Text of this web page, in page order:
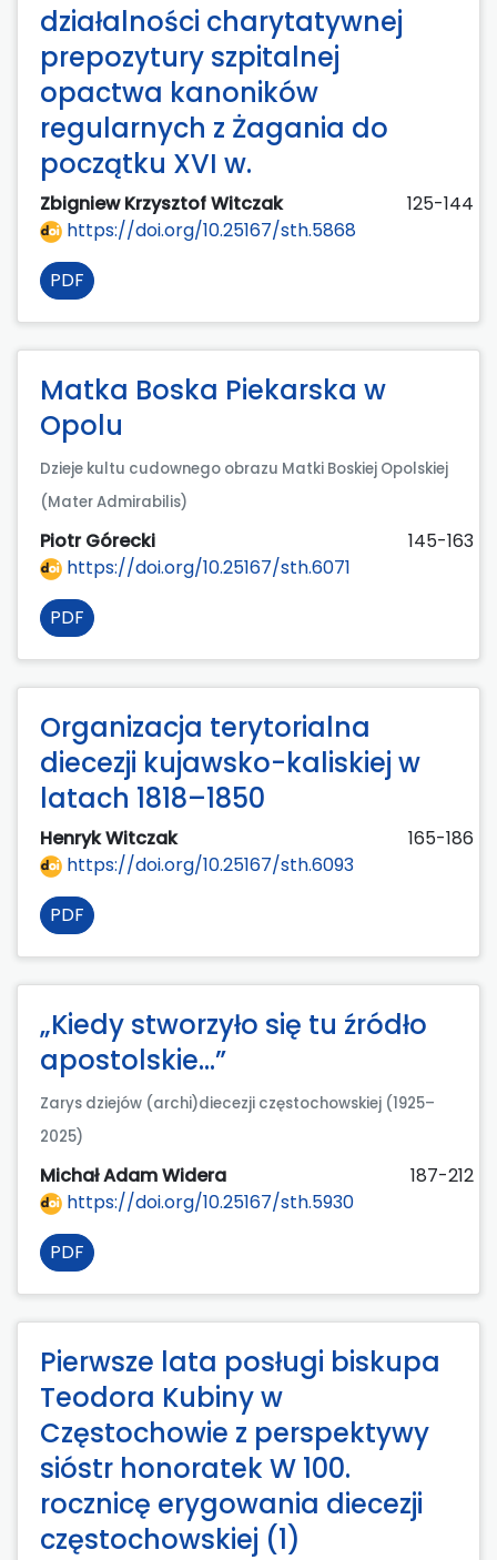
działalności charytatywnej
prepozytury szpitalnej
opactwa kanoników
regularnych z Żagania do
początku XVI w.
Zbigniew Krzysztof Witczak
125-144
https://doi.org/10.25167/sth.5868
PDF
Matka Boska Piekarska w
Opolu
Dzieje kultu cudownego obrazu Matki Boskiej Opolskiej
(Mater Admirabilis)
Piotr Górecki
145-163
https://doi.org/10.25167/sth.6071
PDF
Organizacja terytorialna
diecezji kujawsko-kaliskiej w
latach 1818–1850
Henryk Witczak
165-186
https://doi.org/10.25167/sth.6093
PDF
„Kiedy stworzyło się tu źródło
apostolskie…”
Zarys dziejów (archi)diecezji częstochowskiej (1925–
2025)
Michał Adam Widera
187-212
https://doi.org/10.25167/sth.5930
PDF
Pierwsze lata posługi biskupa
Teodora Kubiny w
Częstochowie z perspektywy
sióstr honoratek W 100.
rocznicę erygowania diecezji
częstochowskiej (1)